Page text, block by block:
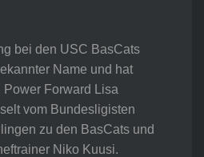
bei den USC BasCats
Name und hat
Power Forward Lisa
vom Bundesligisten
zu den BasCats und
Niko Kuusi.